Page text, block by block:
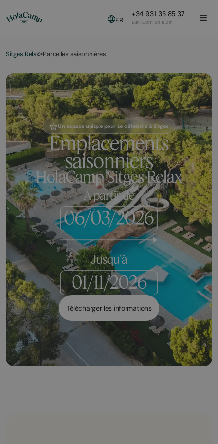
FR
+34 931 35 85 37
Lun-Dom 9h a 21h
Sitges Relax>Parcelles saisonnières
Un espace unique pour se détendre à Sitges
Emplacements
saisonniers
HolaCamp Sitges Relax
À partir de
Jusqu'à
Télécharger les informations